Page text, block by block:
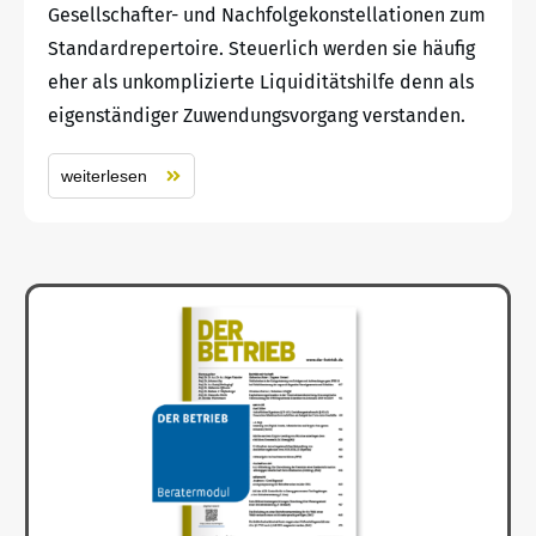
Gesellschafter- und Nachfolgekonstellationen zum
Standardrepertoire. Steuerlich werden sie häufig
eher als unkomplizierte Liquiditätshilfe denn als
eigenständiger Zuwendungsvorgang verstanden.
weiterlesen